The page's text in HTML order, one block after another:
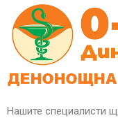
Нашите специалисти